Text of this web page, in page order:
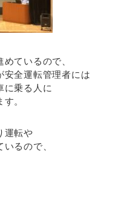
ているので、
安全運転管理者には
に乗る人に
。
運転や
るので、